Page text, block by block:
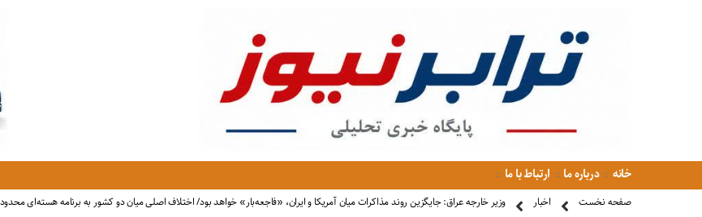
خانه درباره ما ارتباط با ما
صفحه نخست اخبار وزیر خارجه عراق: جایگزین روند مذاکرات میان آمریکا و ایران، «فاجعه‌بار» خواهد بود/ اختلاف اصلی میان دو کشور به برنامه هسته‌ای